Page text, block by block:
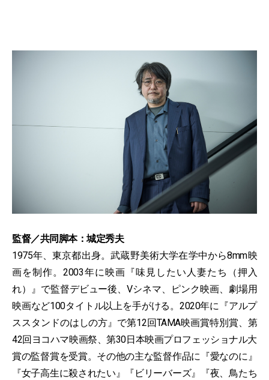
監督／共同脚本：城定秀夫
1975年、東京都出身。武蔵野美術大学在学中から8mm映
画を制作。2003年に映画『味見したい人妻たち（押入
れ）』で監督デビュー後、Vシネマ、ピンク映画、劇場用
映画など100タイトル以上を手がける。2020年に『アルプ
ススタンドのはしの方』で第12回TAMA映画賞特別賞、第
42回ヨコハマ映画祭、第30日本映画プロフェッショナル大
賞の監督賞を受賞。その他の主な監督作品に『愛なのに』
『女子高生に殺されたい』『ビリーバーズ』『夜、鳥たち